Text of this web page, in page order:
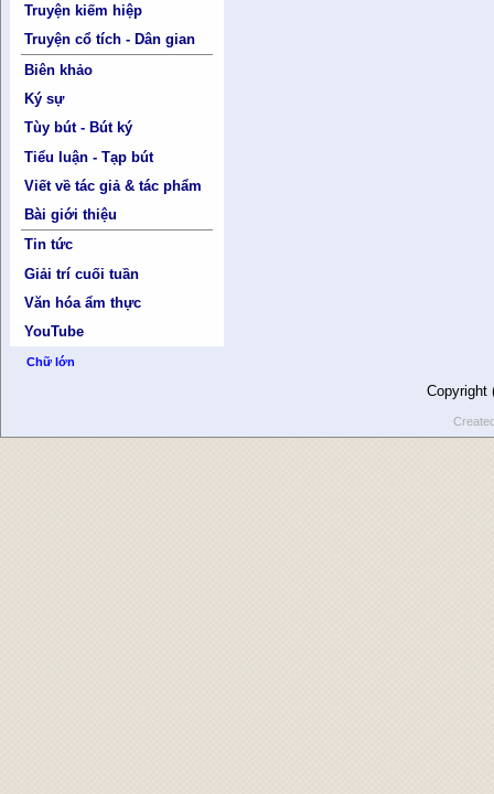
Truyện kiếm hiệp
Truyện cổ tích - Dân gian
Biên khảo
Ký sự
Tùy bút - Bút ký
Tiểu luận - Tạp bút
Viết về tác giả & tác phẩm
Bài giới thiệu
Tin tức
Giải trí cuối tuần
Văn hóa ẩm thực
YouTube
Chữ lớn
Copyright